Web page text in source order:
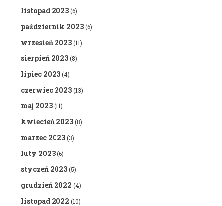
listopad 2023(6)
październik 2023(6)
wrzesień 2023(11)
sierpień 2023(8)
lipiec 2023(4)
czerwiec 2023(13)
maj 2023(11)
kwiecień 2023(8)
marzec 2023(3)
luty 2023(6)
styczeń 2023(5)
grudzień 2022 (4)
listopad 2022 (10)